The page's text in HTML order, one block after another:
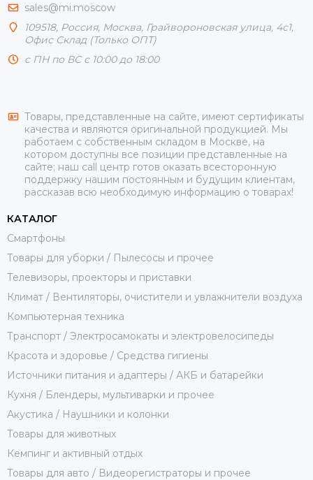
sales@mi.moscow
109518, Россия, Москва, Грайвороновская улица, 4с1,
Офис Склад (Только ОПТ)
с ПН по ВС с 10:00 до 18:00
Товары, представленные на сайте, имеют сертификаты
качества и являются оригинальной продукцией. Мы
работаем с собственным складом в Москве, на
котором доступны все позиции представленные на
сайте; наш call центр готов оказать всесторонную
поддержку нашим постоянным и будущим клиентам,
рассказав всю необходимую информацию о товарах!
КАТАЛОГ
Смартфоны
Товары для уборки / Пылесосы и прочее
Телевизоры, проекторы и приставки
Климат / Вентиляторы, очистители и увлажнители воздуха
Компьютерная техника
Транспорт / Электросамокаты и электровелосипеды
Красота и здоровье / Средства гигиены
Источники питания и адаптеры / АКБ и батарейки
Кухня / Блендеры, мультиварки и прочее
Акустика / Наушники и колонки
Товары для животных
Кемпинг и активный отдых
Товары для авто / Видеорегистраторы и прочее